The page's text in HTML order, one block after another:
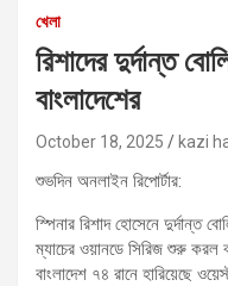
খেলা
রিশাদের দুর্দান্ত
বাংলাদেশের
October 18, 2025 kazi
শুভদিন অনলাইন রিপোর্টার:
স্পিনার রিশাদ হোসেনে দুর্দান্ত
ম্যাচের ওয়ানডে সিরিজ শুরু করল
বাংলাদেশ ৭৪ রানে হারিয়েছে